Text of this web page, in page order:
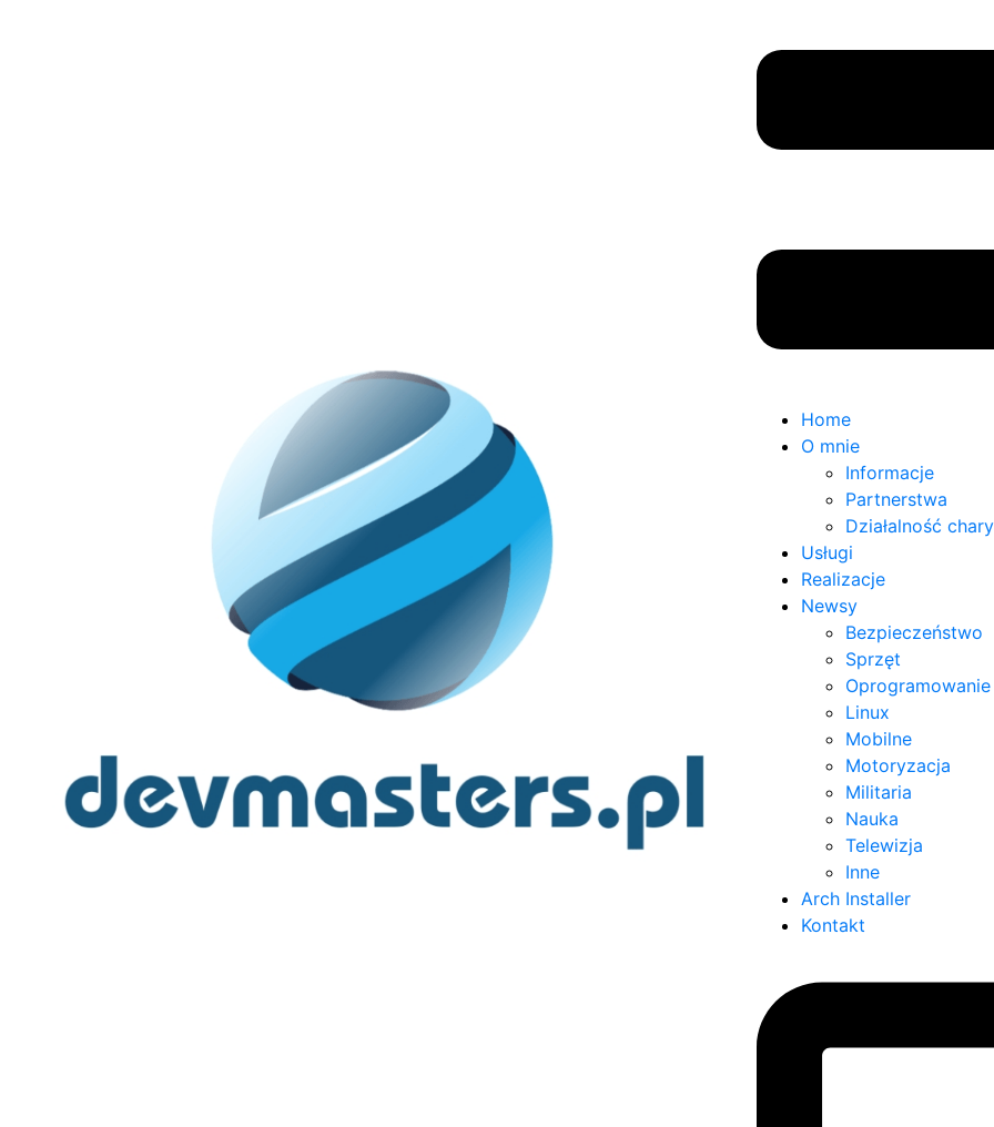
Home
O mnie
Informacje
Partnerstwa
Działalność
Usługi
Realizacje
Newsy
Bezpieczeństwo
Sprzęt
Oprogramowanie
Linux
Mobilne
Motoryzacja
Militaria
Nauka
Telewizja
Inne
Arch Installer
Kontakt